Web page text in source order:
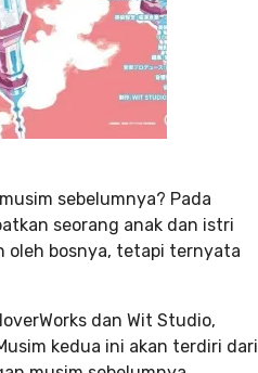
sebelumnya? Pada
seorang anak dan istri
oleh bosnya, tetapi ternyata
dan Wit Studio,
kedua ini akan terdiri dari